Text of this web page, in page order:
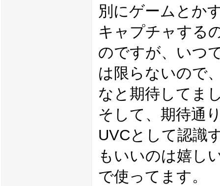
別にゲームとか
キャプチャする
のですが、いつ
は限らないので
なと期待してま
そして、期待通
UVCとして認識
もいいのは嬉し
で使ってます。